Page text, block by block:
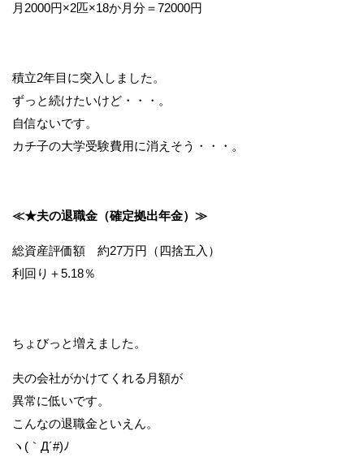
月2000円×2匹×18か月分＝72000円
積立2年目に突入しました。
ずっと続けたいけど・・・。
自信ないです。
カチ子の大学受験費用に消えそう・・・。
≪★夫の退職金（確定拠出年金）≫
総資産評価額 約27万円（四捨五入）
利回り＋5.18％
ちょびっと増えました。
夫の会社がかけてくれる月額が
異常に低いです。
こんなの退職金といえん。
ヽ(｀Д´#)ﾉ